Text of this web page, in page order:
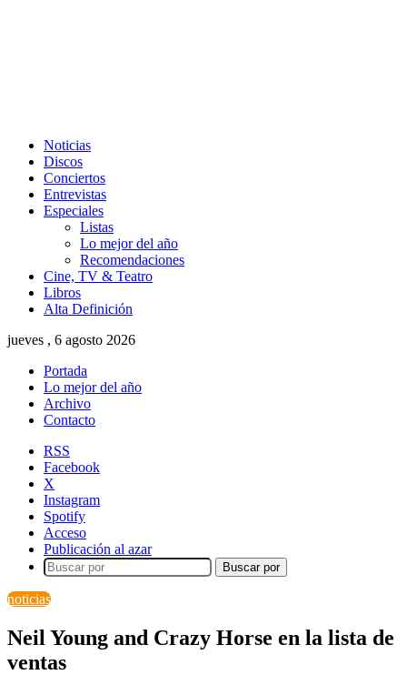
Noticias
Discos
Conciertos
Entrevistas
Especiales
Listas
Lo mejor del año
Recomendaciones
Cine, TV & Teatro
Libros
Alta Definición
jueves , 6 agosto 2026
Portada
Lo mejor del año
Archivo
Contacto
RSS
Facebook
X
Instagram
Spotify
Acceso
Publicación al azar
Buscar por
noticias
Neil Young and Crazy Horse en la lista de
ventas